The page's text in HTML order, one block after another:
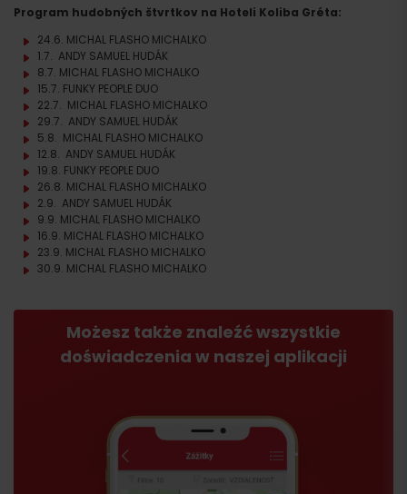
Program hudobných štvrtkov na Hoteli Koliba Gréta:
24.6. MICHAL FLASHO MICHALKO
1.7. ANDY SAMUEL HUDÁK
8.7. MICHAL FLASHO MICHALKO
15.7. FUNKY PEOPLE DUO
22.7. MICHAL FLASHO MICHALKO
29.7. ANDY SAMUEL HUDÁK
5.8. MICHAL FLASHO MICHALKO
12.8. ANDY SAMUEL HUDÁK
19.8. FUNKY PEOPLE DUO
26.8. MICHAL FLASHO MICHALKO
2.9. ANDY SAMUEL HUDÁK
9.9. MICHAL FLASHO MICHALKO
16.9. MICHAL FLASHO MICHALKO
23.9. MICHAL FLASHO MICHALKO
30.9. MICHAL FLASHO MICHALKO
Możesz także znaleźć wszystkie
doświadczenia w naszej aplikacji